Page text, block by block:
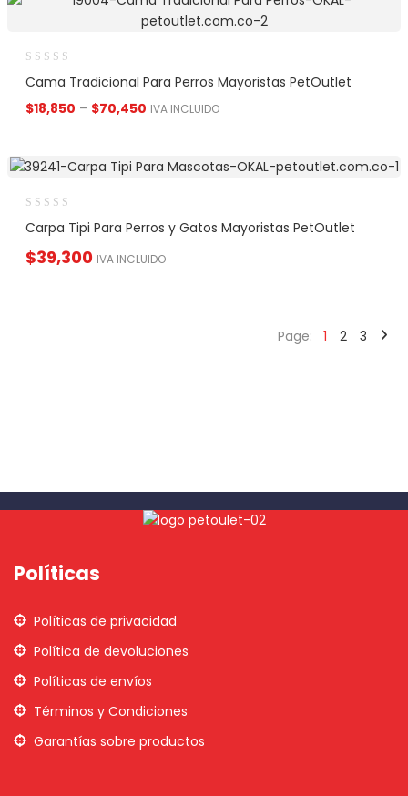
Cama Tradicional Para Perros Mayoristas PetOutlet
$18,850 – $70,450 IVA INCLUIDO
Carpa Tipi Para Perros y Gatos Mayoristas PetOutlet
$39,300 IVA INCLUIDO
Page: 1 2 3
Políticas
Políticas de privacidad
Política de devoluciones
Políticas de envíos
Términos y Condiciones
Garantías sobre productos